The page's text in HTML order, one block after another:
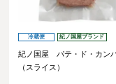
冷蔵便 紀ノ国屋ブランド
紀ノ国屋 パテ・ド・カン
（スライス）